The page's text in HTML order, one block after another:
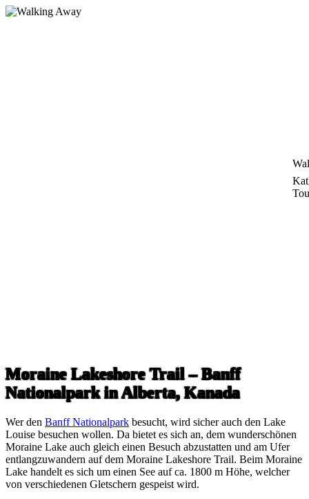
Zum
Moraine Lakeshore Trail – Banff
Nationalpark in Alberta, Kanada
Wer den Banff Nationalpark besucht, wird sicher auch den Lake
Louise besuchen wollen. Da bietet es sich an, dem wunderschönen
Moraine Lake auch gleich einen Besuch abzustatten und am Ufer
entlangzuwandern auf dem Moraine Lakeshore Trail. Beim Moraine
Lake handelt es sich um einen See auf ca. 1800 m Höhe, welcher
von verschiedenen Gletschern gespeist wird.